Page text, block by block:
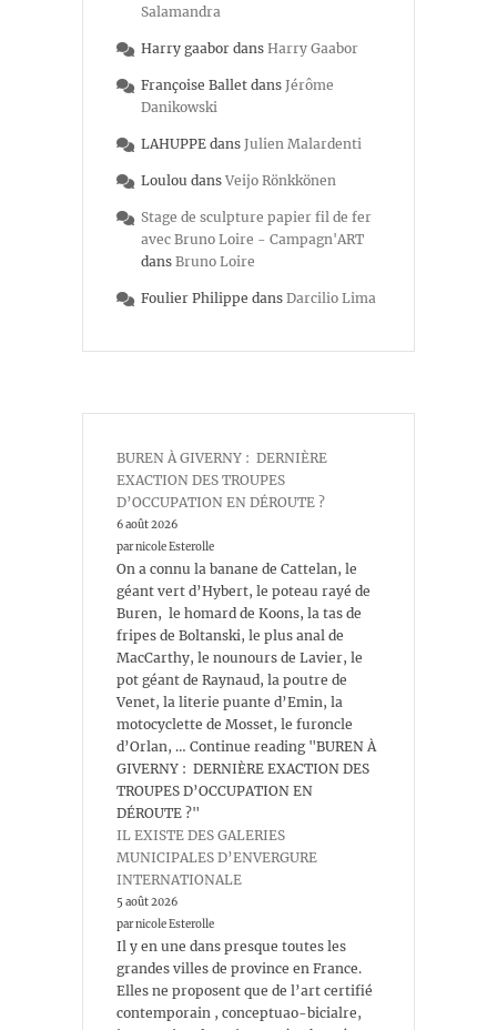
Salamandra
Harry gaabor dans Harry Gaabor
Françoise Ballet dans Jérôme
Danikowski
LAHUPPE dans Julien Malardenti
Loulou dans Veijo Rönkkönen
Stage de sculpture papier fil de fer
avec Bruno Loire - Campagn'ART
dans Bruno Loire
Foulier Philippe dans Darcilio Lima
BUREN À GIVERNY : DERNIÈRE
EXACTION DES TROUPES
D’OCCUPATION EN DÉROUTE ?
6 août 2026
par nicole Esterolle
On a connu la banane de Cattelan, le
géant vert d’Hybert, le poteau rayé de
Buren, le homard de Koons, la tas de
fripes de Boltanski, le plus anal de
MacCarthy, le nounours de Lavier, le
pot géant de Raynaud, la poutre de
Venet, la literie puante d’Emin, la
motocyclette de Mosset, le furoncle
d’Orlan, … Continue reading "BUREN À
GIVERNY : DERNIÈRE EXACTION DES
TROUPES D’OCCUPATION EN
DÉROUTE ?"
IL EXISTE DES GALERIES
MUNICIPALES D’ENVERGURE
INTERNATIONALE
5 août 2026
par nicole Esterolle
Il y en une dans presque toutes les
grandes villes de province en France.
Elles ne proposent que de l’art certifié
contemporain , conceptuao-bicialre,